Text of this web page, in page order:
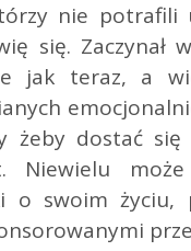
nie potrafili
się. Zaczynał
jak teraz, a
żeby dostać
Niewielu
o swoim życiu,